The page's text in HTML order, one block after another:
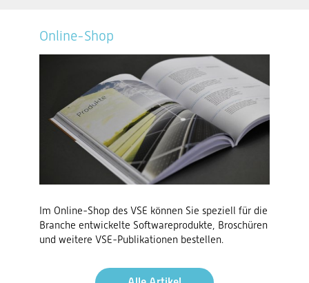
Online-Shop
Im Online-Shop des VSE können Sie speziell für die
Branche entwickelte Softwareprodukte, Broschüren
und weitere VSE-Publikationen bestellen.